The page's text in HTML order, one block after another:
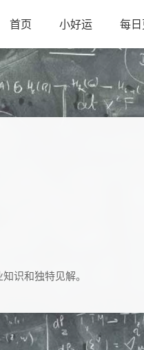
首页 小好运 每日
识和独特见解。